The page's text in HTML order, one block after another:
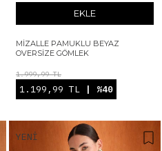
EKLE
MIZALLE PAMUKLU BEYAZ
OVERSIZE GÖMLEK
1.999,99 TL
1.199,99 TL | %40
YENI